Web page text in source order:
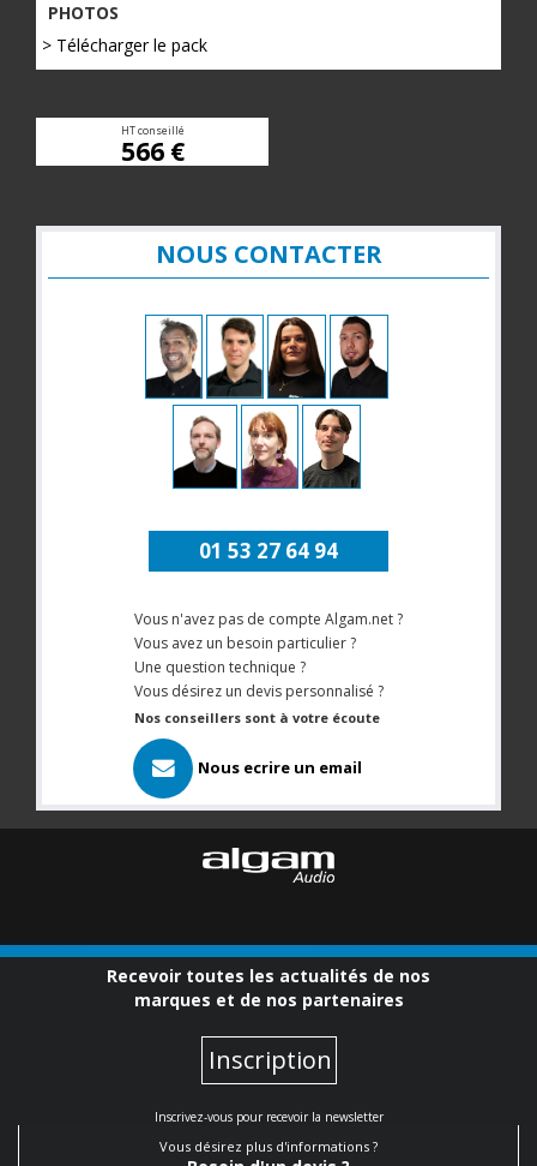
PHOTOS
> Télécharger le pack
HT conseillé
566 €
NOUS CONTACTER
01 53 27 64 94
Vous n'avez pas de compte Algam.net ?
Vous avez un besoin particulier ?
Une question technique ?
Vous désirez un devis personnalisé ?
Nos conseillers sont à votre écoute
Nous ecrire un email
Recevoir toutes les actualités de nos
marques et de nos partenaires
Inscription
Inscrivez-vous pour recevoir la newsletter
Vous désirez plus d'informations ?